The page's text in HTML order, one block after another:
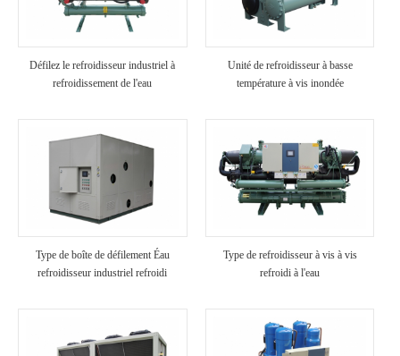
Défilez le refroidisseur industriel à
refroidissement de l'eau
Unité de refroidisseur à basse
température à vis inondée
Type de boîte de défilement Éau
refroidisseur industriel refroidi
Type de refroidisseur à vis à vis
refroidi à l'eau